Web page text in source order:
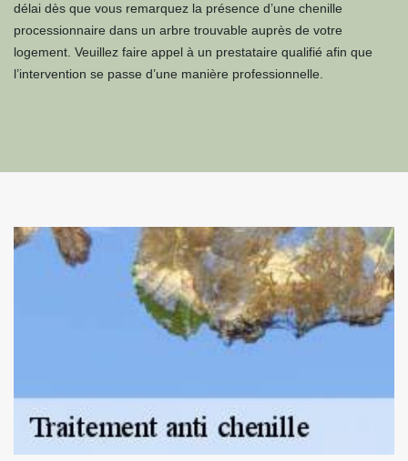
délai dès que vous remarquez la présence d’une chenille
processionnaire dans un arbre trouvable auprès de votre
logement. Veuillez faire appel à un prestataire qualifié afin que
l’intervention se passe d’une manière professionnelle.